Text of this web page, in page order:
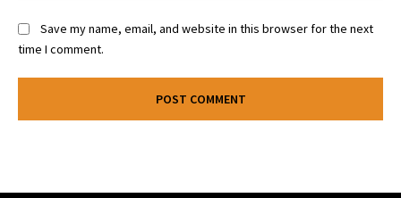
Save my name, email, and website in this browser for the next
time I comment.